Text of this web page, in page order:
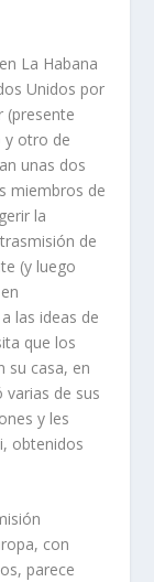
La Habana
Unidos por
(presente
y otro de
unas dos
miembros de
la
de
(y luego
las ideas de
que los
su casa, en
de sus
y les
obtenidos
con
parece